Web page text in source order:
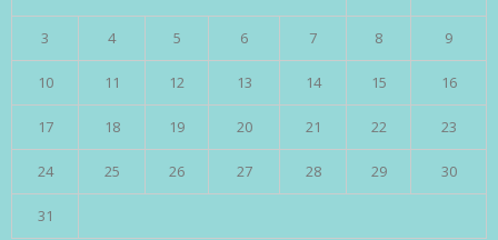
3 4 5 6 7 8 9
10 11 12 13 14 15 16
17 18 19 20 21 22 23
24 25 26 27 28 29 30
31